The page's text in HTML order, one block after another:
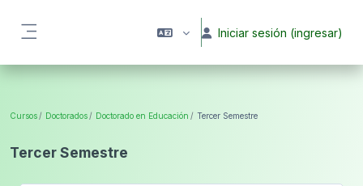
Iniciar sesión (ingresar)
Cursos Doctorados Doctorado en Educación Tercer Semestre
Tercer Semestre